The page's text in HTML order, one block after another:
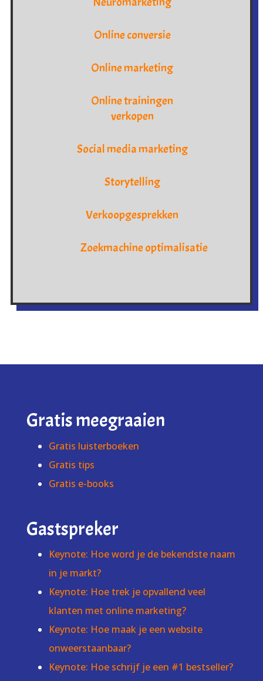
Online conversie
Online marketing
Online trainingen
verkopen
Social media marketing
Storytelling
Verkoopgesprekken
Zoekmachine optimalisatie
Gratis meegraaien
Gratis luisterboeken
Gratis tips
Gratis e-books
Gastspreker
Keynote: Hoe word je de bekendste naam
in je markt?
Keynote: Hoe trek je opvallend veel
klanten met online marketing?
Keynote: Hoe maak je een website
onweerstaanbaar?
Keynote: Hoe schrijf je een #1 bestseller?